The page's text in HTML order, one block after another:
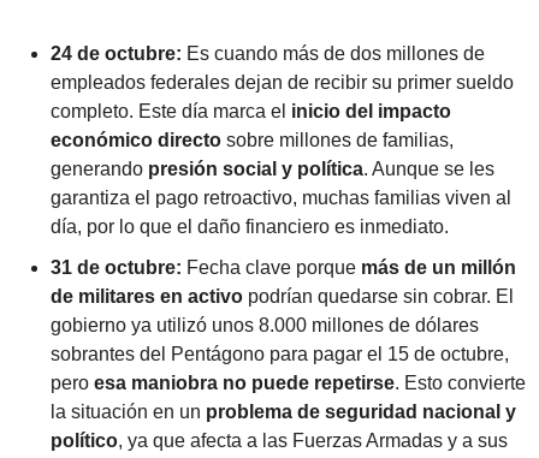
24 de octubre: Es cuando más de dos millones de
empleados federales dejan de recibir su primer sueldo
completo. Este día marca el inicio del impacto
económico directo sobre millones de familias,
generando presión social y política. Aunque se les
garantiza el pago retroactivo, muchas familias viven al
día, por lo que el daño financiero es inmediato.
31 de octubre: Fecha clave porque más de un millón
de militares en activo podrían quedarse sin cobrar. El
gobierno ya utilizó unos 8.000 millones de dólares
sobrantes del Pentágono para pagar el 15 de octubre,
pero esa maniobra no puede repetirse. Esto convierte
la situación en un problema de seguridad nacional y
político, ya que afecta a las Fuerzas Armadas y a sus